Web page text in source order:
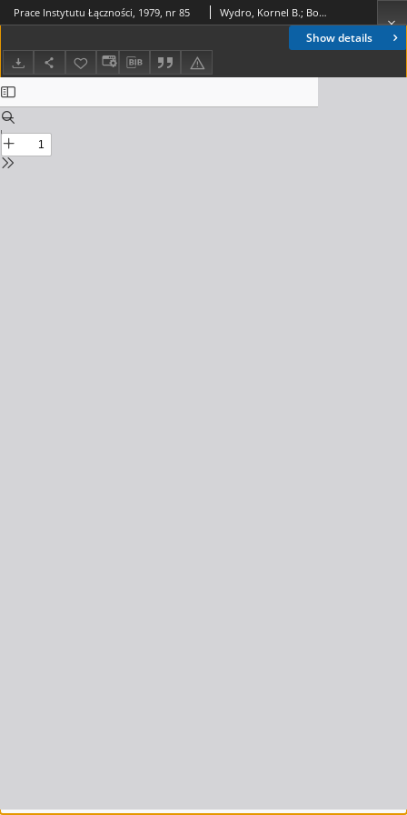
Show details
Prace Instytutu Łączności, 1979, nr 85 Wydro, Kornel B.; Bogucki, Jan; Dudziewicz, Jerzy; Dumania, Edward; Bem, Daniel, Józef; Kowalczyk, Edward; Białobrzeski, Romuald; Szklarczyk, Zbigniew; Kim Sach Nguyen; Kosło, Marian; Szabłowski, Paweł; Ferenstein, Elżbieta